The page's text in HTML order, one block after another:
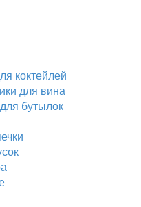
коктейлей
для вина
бутылок